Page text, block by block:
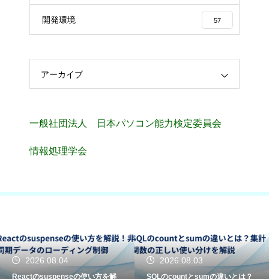
開発環境 57
アーカイブ
一般社団法人 日本パソコン能力検定委員会
情報処理学会
2026.08.04
Reactのsuspenseの使い方を解
2026.08.03
SQLのcountとsumの違いとは？